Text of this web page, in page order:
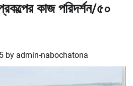
কাজ পরিদর্শন/৫০
by admin-nabochatona